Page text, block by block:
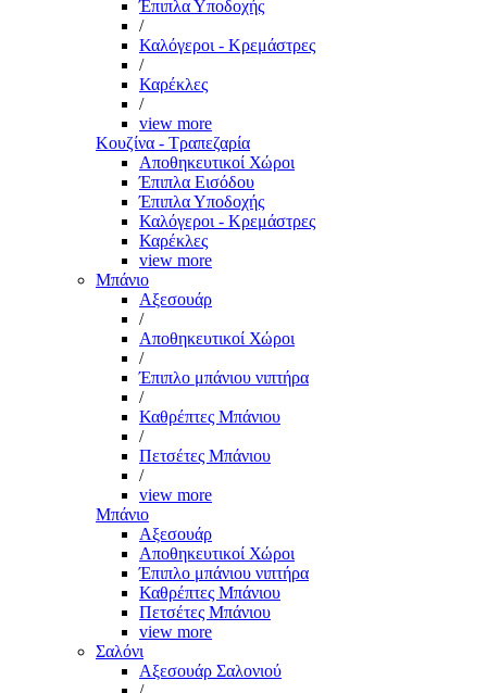
Έπιπλα Υποδοχής
/
Καλόγεροι - Κρεμάστρες
/
Καρέκλες
/
view more
Κουζίνα - Τραπεζαρία
Αποθηκευτικοί Χώροι
Έπιπλα Εισόδου
Έπιπλα Υποδοχής
Καλόγεροι - Κρεμάστρες
Καρέκλες
view more
Μπάνιο
Αξεσουάρ
/
Αποθηκευτικοί Χώροι
/
Έπιπλο μπάνιου νιπτήρα
/
Καθρέπτες Μπάνιου
/
Πετσέτες Μπάνιου
/
view more
Μπάνιο
Αξεσουάρ
Αποθηκευτικοί Χώροι
Έπιπλο μπάνιου νιπτήρα
Καθρέπτες Μπάνιου
Πετσέτες Μπάνιου
view more
Σαλόνι
Αξεσουάρ Σαλονιού